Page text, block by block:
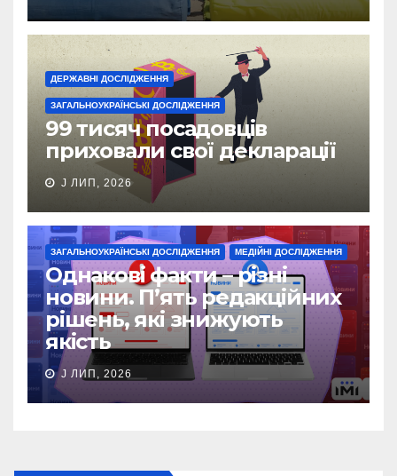
ДЕРЖАВНІ ДОСЛІДЖЕННЯ
ЗАГАЛЬНОУКРАЇНСЬКІ ДОСЛІДЖЕННЯ
99 тисяч посадовців
приховали свої декларації
J ЛИП, 2026
ЗАГАЛЬНОУКРАЇНСЬКІ ДОСЛІДЖЕННЯ МЕДІЙНІ ДОСЛІДЖЕННЯ
Однакові факти – різні
новини. П’ять редакційних
рішень, які знижують
якість
J ЛИП, 2026